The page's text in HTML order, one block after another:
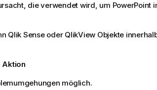
die verwendet wird, um PowerPoint
Qlik Senseoder QlikView Objekte
Aktion
möglich.